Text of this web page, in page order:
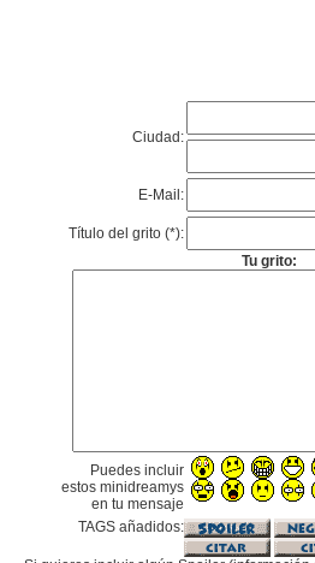
Ciudad:
E-Mail:
Título del grito (*):
Tu grito:
Puedes incluir
estos minidreamys
en tu mensaje
TAGS añadidos: